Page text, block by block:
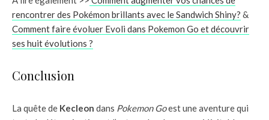
rencontrer des Pokémon brillants avec le Sandwich Shiny? &
Comment faire évoluer Evoli dans Pokemon Go et découvrir
ses huit évolutions ?
Conclusion
La quête de Kecleon dans Pokemon Goest une aventure qui